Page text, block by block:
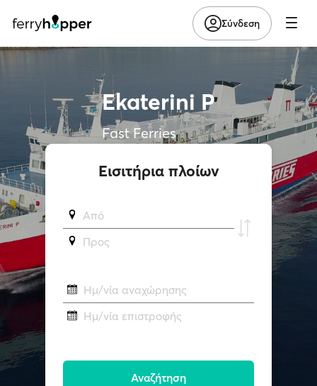
Σύνδεση
Ekaterini P
Fast Ferries
Εισιτήρια πλοίων
Από
Προς
Ημ/νία αναχώρησης
Ημ/νία επιστροφής
Αναζήτηση